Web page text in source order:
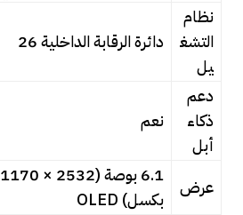
نظام
التشغ
يل
دائرة الرقابة الداخلية 26
دعم
ذكاء
أبل
نعم
عرض
6.1 بوصة (2532 × 1170
بكسل) OLED